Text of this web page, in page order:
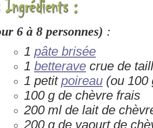
6 à 8 personnes) :
1 pâte brisée
1 betterave crue de
1 petit poireau (ou
100 g de chèvre frais
200 ml de lait de
200 g de yaourt de